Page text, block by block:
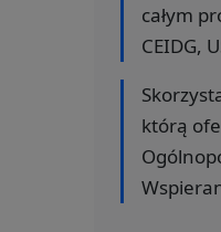
całym
CEIDG,
którą